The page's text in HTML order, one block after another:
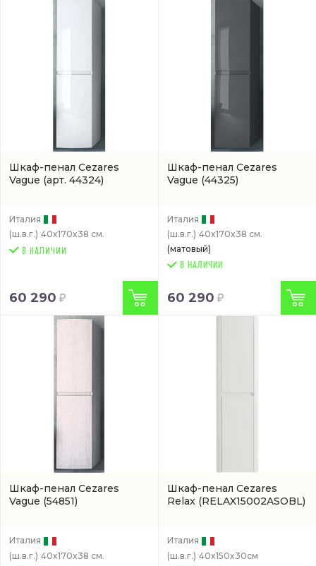
Шкаф-пенал Cezares
Vague (арт. 44324)
Италия
(ш.в.г.) 40x170x38 см.
60 290
Шкаф-пенал Cezares
Vague (44325)
Италия
(ш.в.г.) 40x170x38 см.
(матовый)
В НАЛИЧИИ
60 290
Шкаф-пенал Cezares
Vague (54851)
Италия
(ш.в.г.) 40x170x38 см.
Шкаф-пенал Cezares
Relax (RELAX15002ASOBL)
Италия
(ш.в.г.) 40x150x30см